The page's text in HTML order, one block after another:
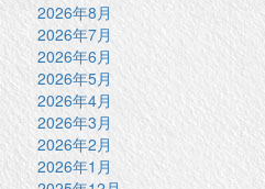
2026年8月
2026年7月
2026年6月
2026年5月
2026年4月
2026年3月
2026年2月
2026年1月